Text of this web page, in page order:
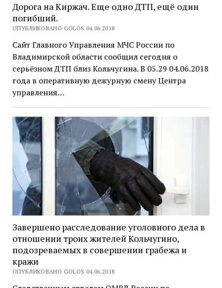
Дорога на Киржач. Еще одно ДТП, ещё один
погибший.
ОПУБЛИКОВАНО GOLOS 04.06.2018
Сайт Главного Управления МЧС России по
Владимирской области сообщил сегодня о
серьёзном ДТП близ Кольчугина. В 05.29 04.06.2018
года в оперативную дежурную смену Центра
управления…
Завершено расследование уголовного дела в
отношении троих жителей Кольчугино,
подозреваемых в совершении грабежа и
кражи
ОПУБЛИКОВАНО GOLOS 04.06.2018